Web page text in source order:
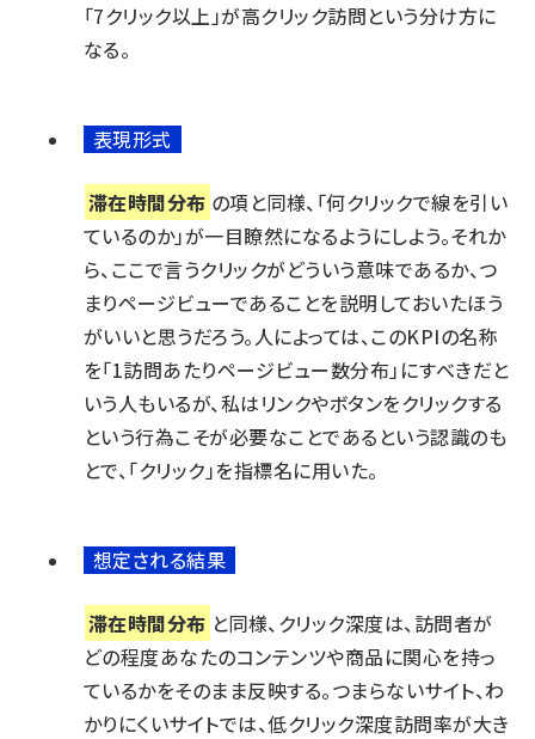
「7クリック以上」が高クリック訪問という分け方に
なる。
表現形式
滞在時間分布 の項と同様、「何クリックで線を引い
ているのか」が一目瞭然になるようにしよう。それか
ら、ここで言うクリックがどういう意味であるか、つ
まりページビューであることを説明しておいたほう
がいいと思うだろう。人によっては、このKPIの名称
を「1訪問あたりページビュー数分布」にすべきだと
いう人もいるが、私はリンクやボタンをクリックする
という行為こそが必要なことであるという認識のも
とで、「クリック」を指標名に用いた。
想定される結果
滞在時間分布 と同様、クリック深度は、訪問者が
どの程度あなたのコンテンツや商品に関心を持っ
ているかをそのまま反映する。つまらないサイト、わ
かりにくいサイトでは、低クリック深度訪問率が大き